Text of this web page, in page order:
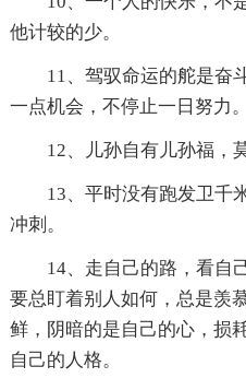
他计较的少。
11、驾驭命运的舵是奋
一点机会，不停止一日努力。
12、儿孙自有儿孙福，
13、平时没有跑发卫千
冲刺。
14、走自己的路，看自
要总盯着别人如何，总是羡
鲜，阴暗的是自己的心，损
自己的人格。